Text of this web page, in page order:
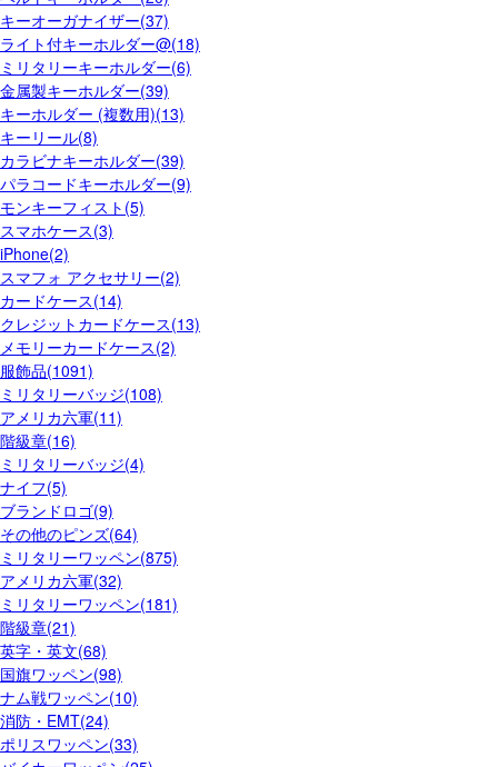
キーオーガナイザー(37)
ライト付キーホルダー@(18)
ミリタリーキーホルダー(6)
金属製キーホルダー(39)
キーホルダー (複数用)(13)
キーリール(8)
カラビナキーホルダー(39)
パラコードキーホルダー(9)
モンキーフィスト(5)
スマホケース(3)
iPhone(2)
スマフォ アクセサリー(2)
カードケース(14)
クレジットカードケース(13)
メモリーカードケース(2)
服飾品(1091)
ミリタリーバッジ(108)
アメリカ六軍(11)
階級章(16)
ミリタリーバッジ(4)
ナイフ(5)
ブランドロゴ(9)
その他のピンズ(64)
ミリタリーワッペン(875)
アメリカ六軍(32)
ミリタリーワッペン(181)
階級章(21)
英字・英文(68)
国旗ワッペン(98)
ナム戦ワッペン(10)
消防・EMT(24)
ポリスワッペン(33)